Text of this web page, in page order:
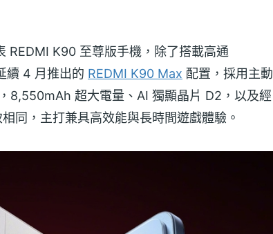
REDMI K90 至尊版手機，除了搭載高通
續 4 月推出的 REDMI K90 Max 配置，採用主動
8,550mAh 超大電量、AI 獨顯晶片 D2，以及經
同，主打兼具高效能與長時間遊戲體驗。